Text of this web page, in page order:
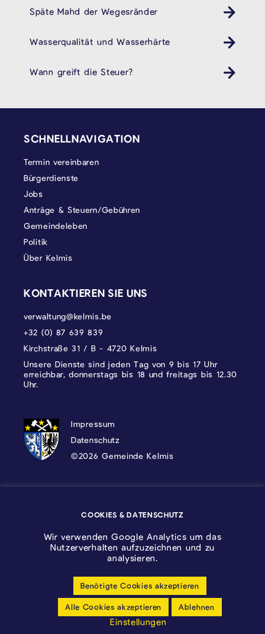
Späte Mahd der Wegesränder
Wasserqualität und Wasserhärte
Wann greift die Steuer?
SCHNELLNAVIGATION
Termin vereinbaren
Bürgerdienste
Jobs
Anträge & Steuern/Gebühren
Gemeindeleben
Politik
Über Kelmis
KONTAKTIEREN SIE UNS
verwaltung@kelmis.be
+32 (0) 87 639 839
Kirchstraße 31 / B - 4720 Kelmis
Unsere Dienste sind jeden Tag von 9 bis 17 Uhr
erreichbar, donnerstags bis 18 und freitags bis 12.30
Uhr.
DATENSCHUTZ, IMPRESSUM UND
Impressum
Datenschutz
©2026 Gemeinde Kelmis
Cookie-Einstellungen anpassen
Barrierfreiheitserklärung
COOKIES & DATENSCHUTZ
Wir verwenden Google Analytics um das
Nutzerverhalten aufzuzeichnen und zu
analysieren.
Benötigte Cookies akzeptieren
Alle Cookies akzeptieren Ablehnen
Einstellungen